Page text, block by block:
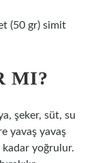
(50 gr) simit
MI?
şeker, süt, su
yavaş yavaş
yoğrulur.